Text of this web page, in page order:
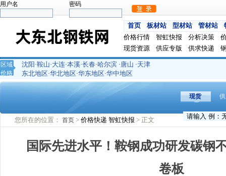
用户名 密码
首页 板材站 型材站 管材站
价格行情
智虹快报 分析决策
现货资源
供应专版 供求快递
区域
价格
沈阳 ·鞍山·大连·本溪·长春·哈尔滨 ·唐山 ·天津
东北地区·华北地区·华东地区·华中地区
现货
您所在的位置： 首页 > 价格快递 智虹快报 > 正文
国际先进水平！鞍钢成功研发碳钢
卷板